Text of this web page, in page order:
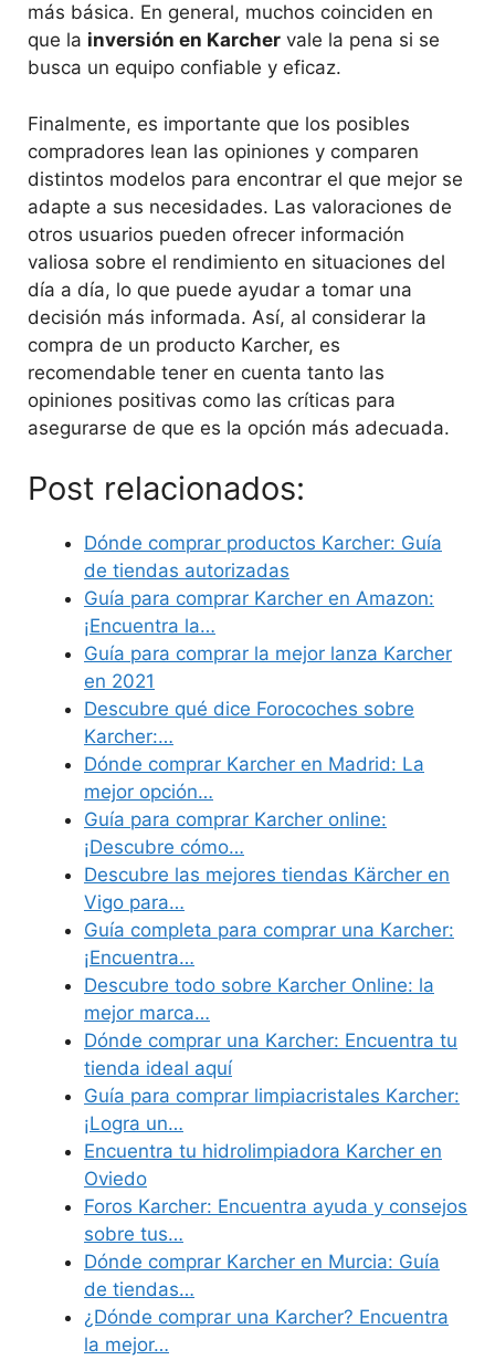
más básica. En general, muchos coinciden en
que la inversión en Karcher vale la pena si se
busca un equipo confiable y eficaz.
Finalmente, es importante que los posibles
compradores lean las opiniones y comparen
distintos modelos para encontrar el que mejor se
adapte a sus necesidades. Las valoraciones de
otros usuarios pueden ofrecer información
valiosa sobre el rendimiento en situaciones del
día a día, lo que puede ayudar a tomar una
decisión más informada. Así, al considerar la
compra de un producto Karcher, es
recomendable tener en cuenta tanto las
opiniones positivas como las críticas para
asegurarse de que es la opción más adecuada.
Post relacionados:
Dónde comprar productos Karcher: Guía
de tiendas autorizadas
Guía para comprar Karcher en Amazon:
¡Encuentra la…
Guía para comprar la mejor lanza Karcher
en 2021
Descubre qué dice Forocoches sobre
Karcher:…
Dónde comprar Karcher en Madrid: La
mejor opción…
Guía para comprar Karcher online:
¡Descubre cómo…
Descubre las mejores tiendas Kärcher en
Vigo para…
Guía completa para comprar una Karcher:
¡Encuentra…
Descubre todo sobre Karcher Online: la
mejor marca…
Dónde comprar una Karcher: Encuentra tu
tienda ideal aquí
Guía para comprar limpiacristales Karcher:
¡Logra un…
Encuentra tu hidrolimpiadora Karcher en
Oviedo
Foros Karcher: Encuentra ayuda y consejos
sobre tus…
Dónde comprar Karcher en Murcia: Guía
de tiendas…
¿Dónde comprar una Karcher? Encuentra
la mejor…